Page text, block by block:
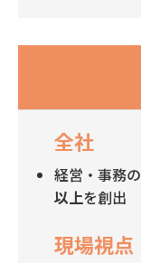
全社
経営・事務
以上を創出
現場視点